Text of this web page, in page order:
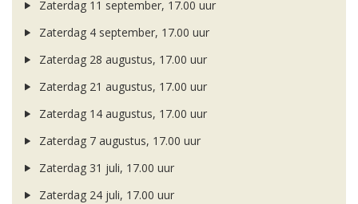
Zaterdag 11 september, 17.00 uur
Zaterdag 4 september, 17.00 uur
Zaterdag 28 augustus, 17.00 uur
Zaterdag 21 augustus, 17.00 uur
Zaterdag 14 augustus, 17.00 uur
Zaterdag 7 augustus, 17.00 uur
Zaterdag 31 juli, 17.00 uur
Zaterdag 24 juli, 17.00 uur